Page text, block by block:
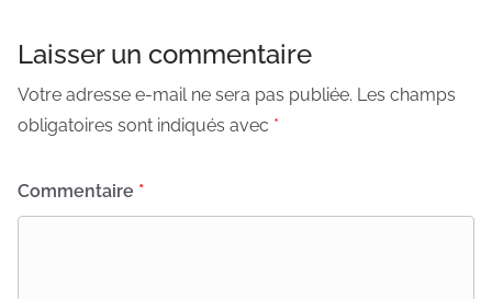
Laisser un commentaire
Votre adresse e-mail ne sera pas publiée. Les champs
obligatoires sont indiqués avec *
Commentaire *